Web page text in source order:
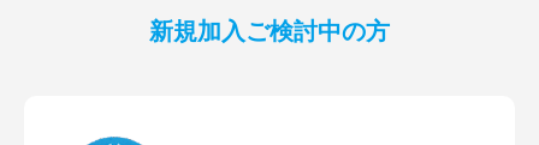
新規加入ご検討中の方